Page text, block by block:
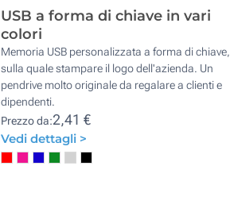
USB a forma di chiave in vari
colori
Memoria USB personalizzata a forma di chiave,
sulla quale stampare il logo dell'azienda. Un
pendrive molto originale da regalare a clienti e
dipendenti.
Prezzo da:2,41 €
Vedi dettagli >